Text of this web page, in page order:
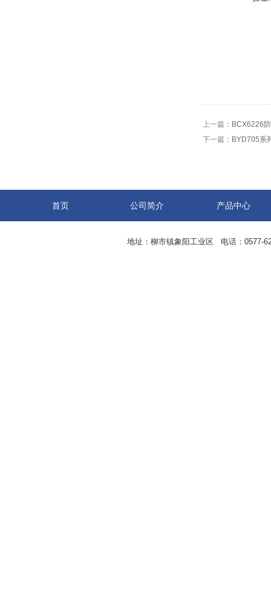
上一篇： BCX6226
下一篇： BYD705系
首页 公司简介 产品中心
地址：柳市镇象阳工业区 电话：0577-